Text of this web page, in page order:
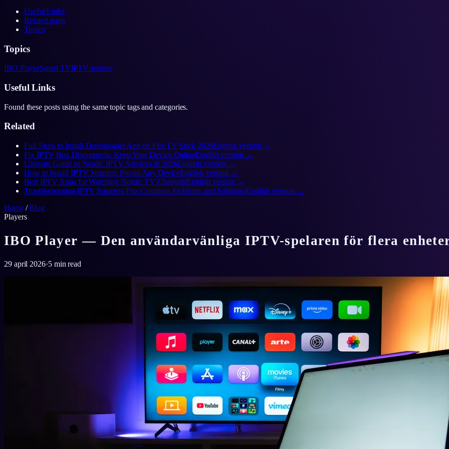
Useful Links
Related posts
Topics
Topics
IBO PlayerSmart TVIPTV-spelare
Useful Links
Found these posts using the same topic tags and categories.
Related
Full Steps to Install Downloader App on Fire TV Stick 2026English version →
Fix IPTV Box Disconnects: Keep Your Device OnlineEnglish version →
Ultimate Guide to Nordic IPTV Services in 2026English version →
How to Install IPTV Smarters Pro on Any DeviceEnglish version →
Best IPTV Apps for Watching Nordic TV ChannelsEnglish version →
Troubleshooting IPTV Smarters Pro: Common Problems and SolutionsEnglish version →
Home / Blog
Players
IBO Player — Den användarvänliga IPTV-spelaren för flera
29 april 2026·5min read